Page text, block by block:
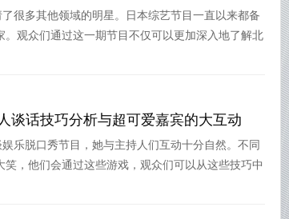
很多其他领域的明星。日本综艺节目一直以来都备
观众们通过这一期节目不仅可以更加深入地了解北
谈话技巧分析与超可爱嘉宾的大互动
乐脱口秀节目，她与主持人们互动十分自然。不同
，他们会通过这些游戏，观众们可以从这些技巧中